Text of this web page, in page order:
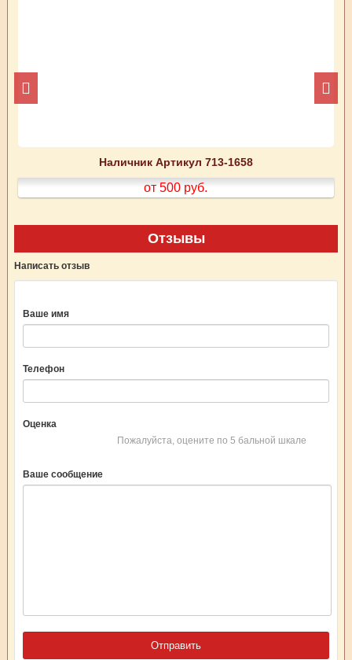
Наличник Артикул 713-1658
от 500 руб.
Отзывы
Написать отзыв
Ваше имя
Телефон
Оценка
Пожалуйста, оцените по 5 бальной шкале
Ваше сообщение